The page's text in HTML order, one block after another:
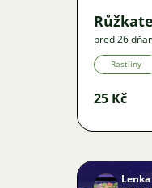
pred 26
Rastliny
25 Kč
Lenka